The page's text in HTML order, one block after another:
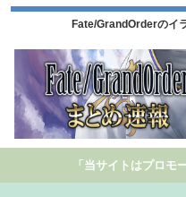
Fate/GrandOrderのイ
「当サイトはプロモ